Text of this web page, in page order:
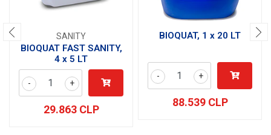
SANITY
BIOQUAT FAST SANITY,
4 x 5 LT
+
-
29.863 CLP
BIOQUAT, 1 x 20 LT
+
-
88.539 CLP